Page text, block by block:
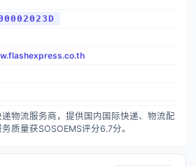
物流服务商，提供国内国际快递、物流配
质量获SOSOEMS评分6.7分。